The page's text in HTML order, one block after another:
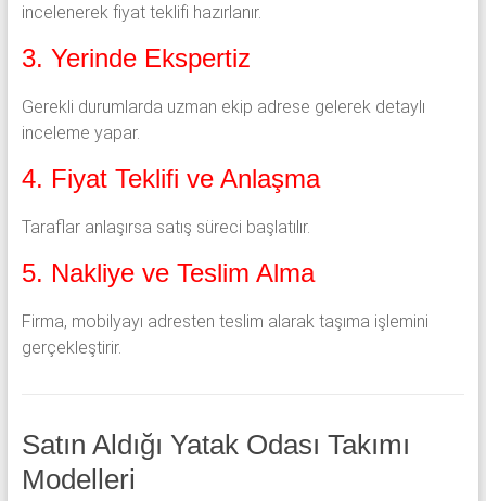
incelenerek fiyat teklifi hazırlanır.
3. Yerinde Ekspertiz
Gerekli durumlarda uzman ekip adrese gelerek detaylı
inceleme yapar.
4. Fiyat Teklifi ve Anlaşma
Taraflar anlaşırsa satış süreci başlatılır.
5. Nakliye ve Teslim Alma
Firma, mobilyayı adresten teslim alarak taşıma işlemini
gerçekleştirir.
Satın Aldığı Yatak Odası Takımı
Modelleri